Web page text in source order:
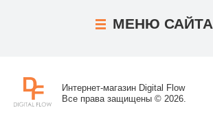
МЕНЮ САЙТА
Интернет-магазин Digital Flow
Все права защищены © 2026.